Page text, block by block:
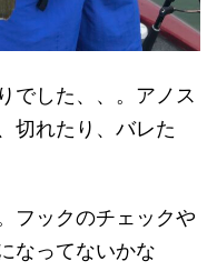
でした、、。アノス
切れたり、バレた
フックのチェックや
なってないかな